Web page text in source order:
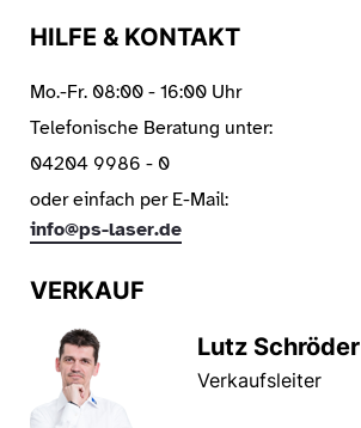
HILFE & KONTAKT
Mo.-Fr. 08:00 - 16:00 Uhr
Telefonische Beratung unter:
04204 9986 - 0
oder einfach per E-Mail:
info@ps-laser.de
VERKAUF
Lutz Schröder
Verkaufsleiter